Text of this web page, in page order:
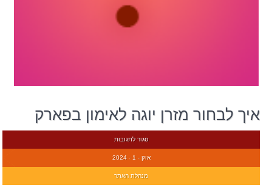
איך לבחור מזרן יוגה לאימון בפארק
סגור לתגובות
אוק - 1 - 2024
מנהלת האתר